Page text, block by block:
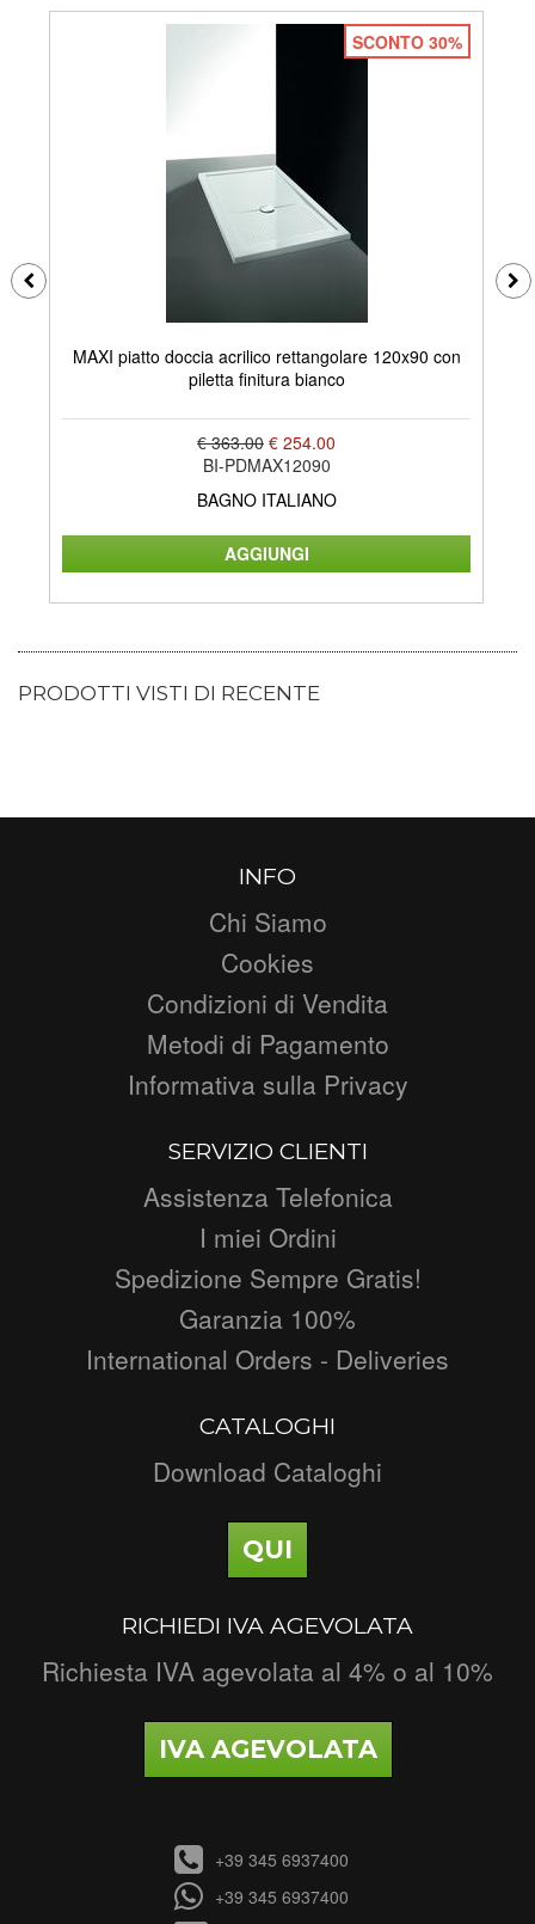
SCONTO 30%
MAXI piatto doccia acrilico rettangolare 120x90 con
piletta finitura bianco
€ 363.00 € 254.00
BI-PDMAX12090
BAGNO ITALIANO
PRODOTTI VISTI DI RECENTE
INFO
Chi Siamo
Cookies
Condizioni di Vendita
Metodi di Pagamento
Informativa sulla Privacy
SERVIZIO CLIENTI
Assistenza Telefonica
I miei Ordini
Spedizione Sempre Gratis!
Garanzia 100%
International Orders - Deliveries
CATALOGHI
Download Cataloghi
QUI
RICHIEDI IVA AGEVOLATA
Richiesta IVA agevolata al 4% o al 10%
IVA AGEVOLATA
+39 345 6937400
+39 345 6937400